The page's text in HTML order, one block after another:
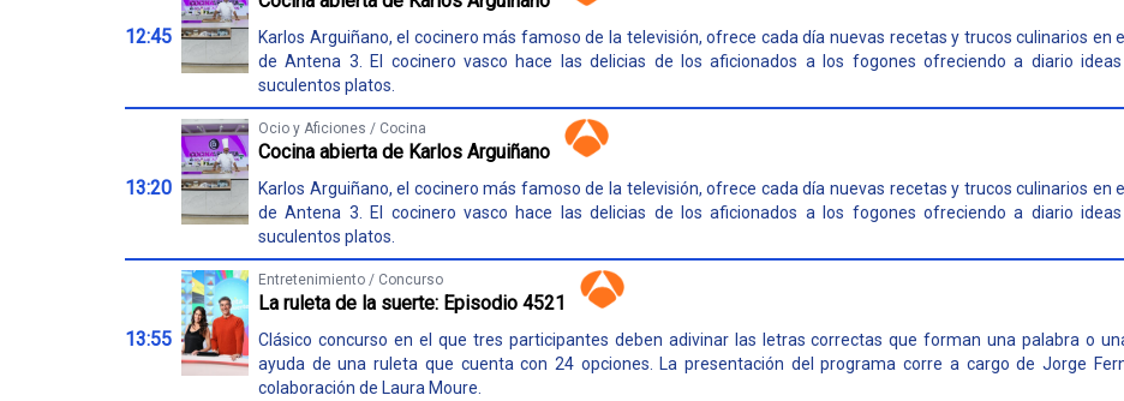
12:45
Karlos Arguiñano, el cocinero más famoso de la televisión, ofrece cada día nuevas recetas y trucos culinarios en
de Antena 3. El cocinero vasco hace las delicias de los aficionados a los fogones ofreciendo a diario
suculentos platos.
13:20
Ocio y Aficiones / Cocina
Cocina abierta de Karlos Arguiñano
Karlos Arguiñano, el cocinero más famoso de la televisión, ofrece cada día nuevas recetas y trucos culinarios en
de Antena 3. El cocinero vasco hace las delicias de los aficionados a los fogones ofreciendo a diario
suculentos platos.
13:55
Entretenimiento / Concurso
La ruleta de la suerte: Episodio 4521
Clásico concurso en el que tres participantes deben adivinar las letras correctas que forman una palabra o
ayuda de una ruleta que cuenta con 24 opciones. La presentación del programa corre a cargo de Jorge
colaboración de Laura Moure.